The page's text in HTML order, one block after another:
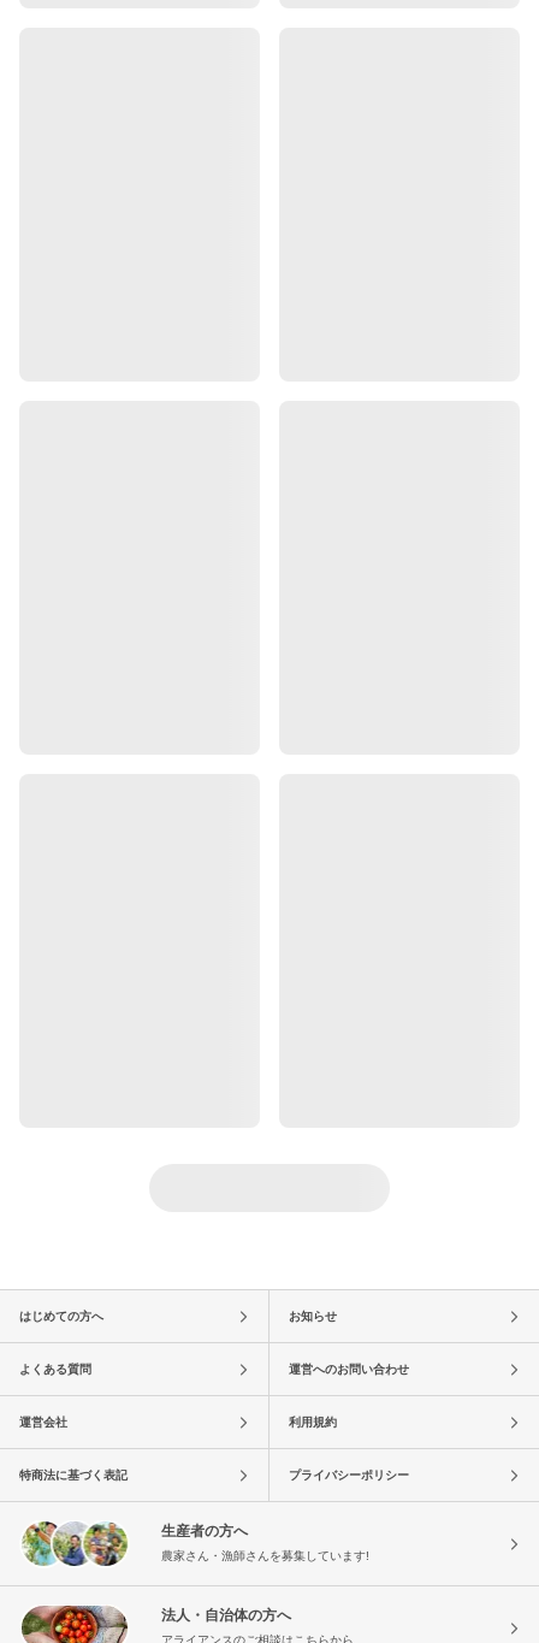
はじめての方へ お知らせ
よくある質問 運営へのお問い合わせ
運営会社 利用規約
特商法に基づく表記 プライバシーポリシー
生産者の方へ
農家さん・漁師さんを募集しています!
法人・自治体の方へ
アライアンスのご相談はこちらから